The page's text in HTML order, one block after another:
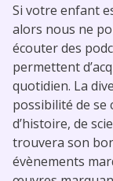
Si votre enfant
alors nous ne
écouter des
permettent
quotidien. La
possibilité de se
d’histoire, de
trouvera son
évènements